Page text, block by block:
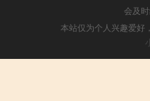
会及
本站仅为个人兴趣爱好